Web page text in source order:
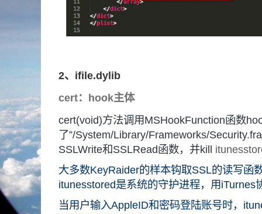
2、ifile.dylib
cert：hook主体
cert(void)方法调用MSHookFunction函数
了”/System/Library/Frameworks/
SSLWrite和SSLRead函数，并kill
大多数KeyRaider的样本钩取SSL的读写函
itunesstored是系统的守护进程，用iTurnes
当用户输入AppleID和密码登陆账号时，